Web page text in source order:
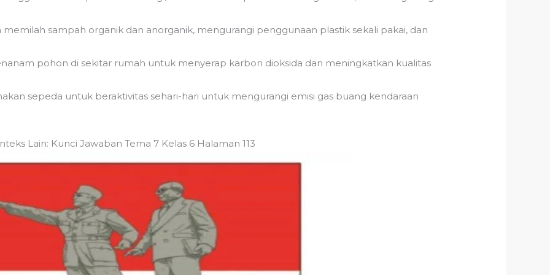
memilah sampah organik dan anorganik, mengurangi penggunaan plastik sekali pakai, dan
pohon di sekitar rumah untuk menyerap karbon dioksida dan meningkatkan kualitas
sepeda untuk beraktivitas sehari-hari untuk mengurangi emisi gas buang kendaraan
Lain: Kunci Jawaban Tema 7 Kelas 6 Halaman 113